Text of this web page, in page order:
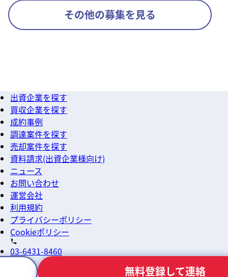
その他の募集を見る
無料登録して連絡
出資企業を探す
買収企業を探す
成約事例
調達案件を探す
売却案件を探す
資料請求(出資企業様向け)
ニュース
お問い合わせ
運営会社
利用規約
プライバシーポリシー
Cookieポリシー
03-6431-8460
info@macloud.jp